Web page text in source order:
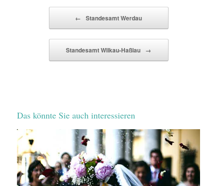
← Standesamt Werdau
Standesamt Wilkau-Haßlau →
Das könnte Sie auch interessieren